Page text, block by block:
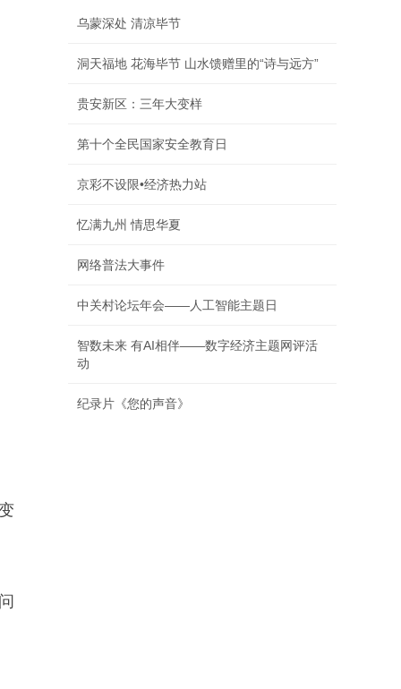
乌蒙深处 清凉毕节
洞天福地 花海毕节 山水馈赠里的“诗与远方”
贵安新区：三年大变样
第十个全民国家安全教育日
京彩不设限•经济热力站
忆满九州 情思华夏
网络普法大事件
中关村论坛年会——人工智能主题日
智数未来 有AI相伴——数字经济主题网评活
动
纪录片《您的声音》